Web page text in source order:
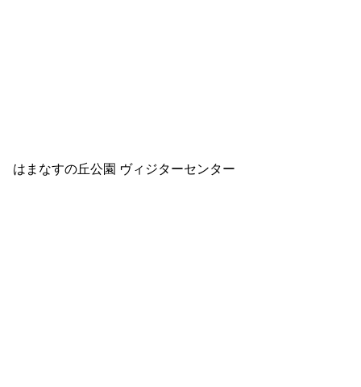
はまなすの丘公園 ヴィジターセンター